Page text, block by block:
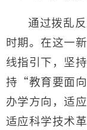
通过拨乱
时期。在这一
线指引下，坚
持“教育要面
办学方向，适
适应科学技术